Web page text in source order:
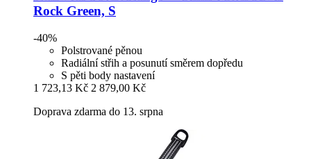
Rock Green, S
-40%
Polstrované pěnou
Radiální střih a posunutí směrem dopředu
S pěti body nastavení
1 723,13 Kč 2 879,00 Kč
Doprava zdarma do 13. srpna